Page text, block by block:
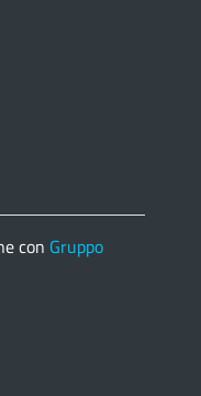
con Gruppo